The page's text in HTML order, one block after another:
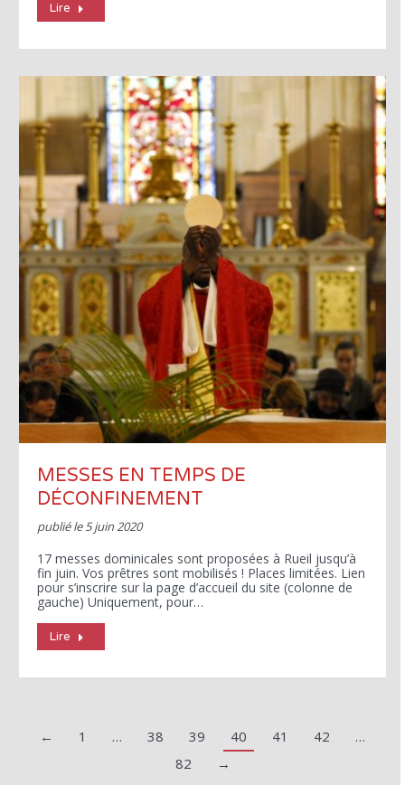
Lire
MESSES EN TEMPS DE
DÉCONFINEMENT
publié le5 juin 2020
17 messes dominicales sont proposées à Rueil jusqu’à
fin juin. Vos prêtres sont mobilisés ! Places limitées. Lien
pour s’inscrire sur la page d’accueil du site (colonne de
gauche) Uniquement, pour…
Lire
← 1 … 38 39 40 41 42
…
82
→